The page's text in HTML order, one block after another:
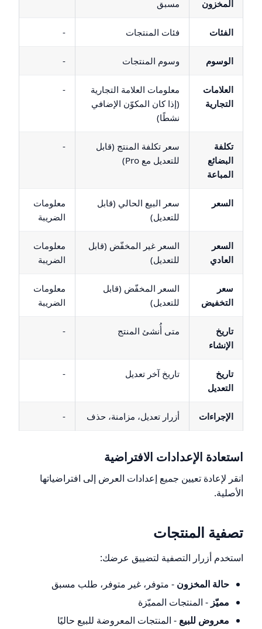
المخزون مسبق
الفئات فئات المنتجات -
الوسوم وسوم المنتجات -
العلامات
التجارية
معلومات العلامة التجارية
(إذا كان المكوّن الإضافي
نشطًا)
-
تكلفة
البضائع
المباعة
سعر تكلفة المنتج (قابل
للتعديل مع Pro)
-
السعر
سعر البيع الحالي (قابل
للتعديل)
معلومات
الضريبة
السعر
العادي
السعر غير المخفّض (قابل
للتعديل)
معلومات
الضريبة
سعر
التخفيض
السعر المخفّض (قابل
للتعديل)
معلومات
الضريبة
تاريخ
الإنشاء
متى أُنشئ المنتج -
تاريخ
التعديل
تاريخ آخر تعديل -
الإجراءات أزرار تعديل، مزامنة، حذف -
استعادة الإعدادات الافتراضية
انقر لإعادة تعيين جميع إعدادات العرض إلى افتراضياتها
الأصلية.
تصفية المنتجات
استخدم أزرار التصفية لتضييق عرضك:
حالة المخزون - متوفر، غير متوفر، طلب مسبق
مميّز - المنتجات المميّزة
معروض للبيع - المنتجات المعروضة للبيع حاليًا